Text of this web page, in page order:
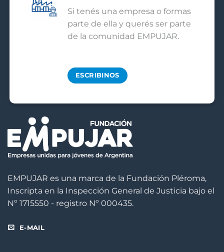
Si tenés una empresa o formas
parte de ella y querés ser parte
de la comunidad EMPUJAR.
ESCRIBINOS
EMPUJAR es una marca de la Fundación Pléroma,
Inscripta en la Inspección General de Justicia bajo el
Nº 1715550 - registro Nº 000435.
E-MAIL